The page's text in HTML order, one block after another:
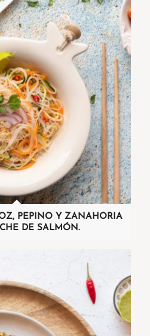
PEPINO Y ZANAHORIA
DE SALMÓN.